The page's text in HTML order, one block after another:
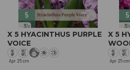
X 5 HYACINTHUS PURPLE
VOICE
Apr 25 cm
X 5
Apr 25 cm